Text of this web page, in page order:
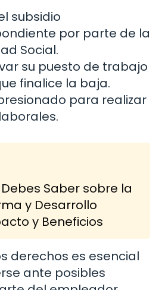
subsidio
por parte de la
Social.
su puesto de trabajo
finalice la baja.
para realizar
Saber sobre la
y Desarrollo
y Beneficios
derechos es esencial
ante posibles